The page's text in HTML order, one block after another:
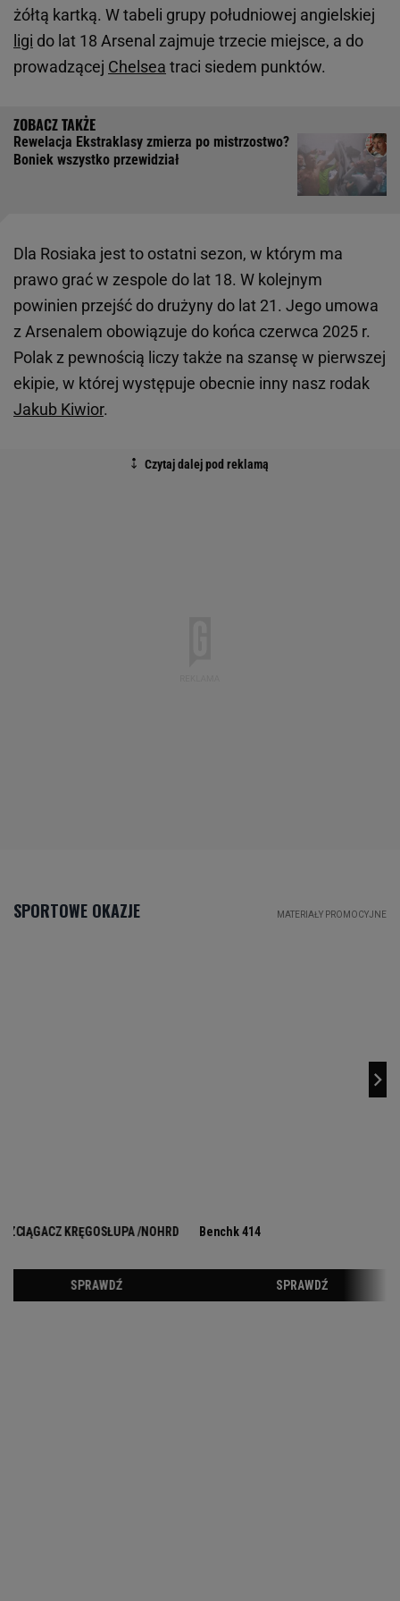
żółtą kartką. W tabeli grupy południowej angielskiej
ligi do lat 18 Arsenal zajmuje trzecie miejsce, a do
prowadzącej Chelsea traci siedem punktów.
Rewelacja Ekstraklasy zmierza po mistrzostwo?
Boniek wszystko przewidział
Dla Rosiaka jest to ostatni sezon, w którym ma
prawo grać w zespole do lat 18. W kolejnym
powinien przejść do drużyny do lat 21. Jego umowa
z Arsenalem obowiązuje do końca czerwca 2025 r.
Polak z pewnością liczy także na szansę w pierwszej
ekipie, w której występuje obecnie inny nasz rodak
Jakub Kiwior.